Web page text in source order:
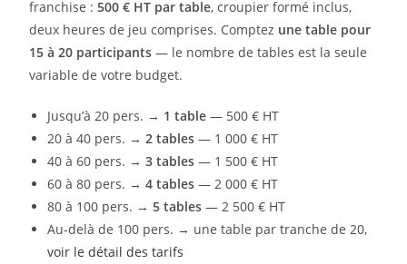
franchise :500 € HT par table, croupier formé inclus,
deux heures de jeu comprises. Comptez une table pour
15 à 20 participants — le nombre de tables est la seule
variable de votre budget.
Jusqu’à 20 pers. → 1 table — 500 € HT
20 à 40 pers. →2 tables — 1 000 € HT
40 à 60 pers. →3 tables — 1 500 € HT
60 à 80 pers. →4 tables — 2 000 € HT
80 à 100 pers. →5 tables — 2 500 € HT
Au-delà de 100 pers. → une table par tranche de 20,
voir le détail des tarifs